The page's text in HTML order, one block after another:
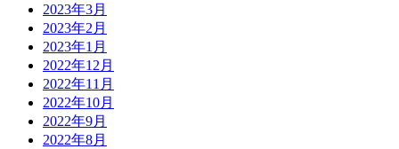
2023年3月
2023年2月
2023年1月
2022年12月
2022年11月
2022年10月
2022年9月
2022年8月